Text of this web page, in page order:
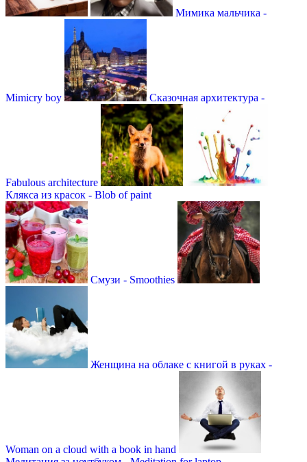
Мимика мальчика -
Mimicry boy Сказочная архитектура -
Fabulous architecture
Клякса из красок - Blob of paint
Смузи - Smoothies
Женщина на облаке с книгой в руках -
Woman on a cloud with a book in hand